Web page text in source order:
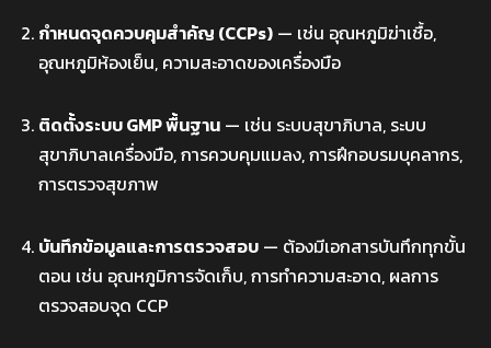
กำหนดจุดควบคุมสำคัญ (CCPs) — เช่น อุณหภูมิฆ่าเชื้อ,
อุณหภูมิห้องเย็น, ความสะอาดของเครื่องมือ
ติดตั้งระบบ GMP พื้นฐาน — เช่น ระบบสุขาภิบาล, ระบบ
สุขาภิบาลเครื่องมือ, การควบคุมแมลง, การฝึกอบรมบุคลากร,
การตรวจสุขภาพ
บันทึกข้อมูลและการตรวจสอบ — ต้องมีเอกสารบันทึกทุกขั้น
ตอน เช่น อุณหภูมิการจัดเก็บ, การทำความสะอาด, ผลการ
ตรวจสอบจุด CCP